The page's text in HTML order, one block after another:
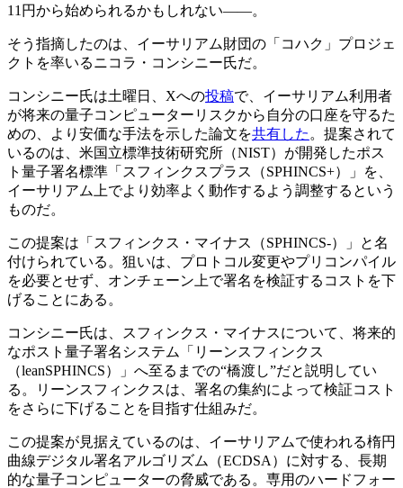
11円から始められるかもしれない――。
そう指摘したのは、イーサリアム財団の「コハク」プロジェ
クトを率いるニコラ・コンシニー氏だ。
コンシニー氏は土曜日、Xへの投稿で、イーサリアム利用者
が将来の量子コンピューターリスクから自分の口座を守るた
めの、より安価な手法を示した論文を共有した 。提案されて
いるのは、米国立標準技術研究所（NIST）が開発したポス
ト量子署名標準「スフィンクスプラス（SPHINCS+）」を、
イーサリアム上でより効率よく動作するよう調整するという
ものだ。
この提案は「スフィンクス・マイナス（SPHINCS-）」と名
付けられている。狙いは、プロトコル変更やプリコンパイル
を必要とせず、オンチェーン上で署名を検証するコストを下
げることにある。
コンシニー氏は、スフィンクス・マイナスについて、将来的
なポスト量子署名システム「リーンスフィンクス
（leanSPHINCS）」へ至るまでの“橋渡し”だと説明してい
る。リーンスフィンクスは、署名の集約によって検証コスト
をさらに下げることを目指す仕組みだ。
この提案が見据えているのは、イーサリアムで使われる楕円
曲線デジタル署名アルゴリズム（ECDSA）に対する、長期
的な量子コンピューターの脅威である。専用のハードフォー